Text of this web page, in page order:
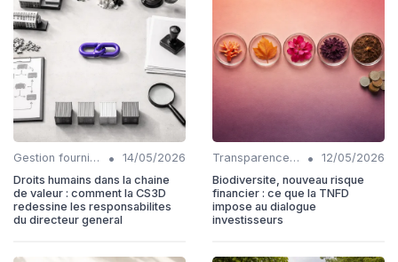
Gestion fournisseurs •
14/05/2026
Droits humains dans la chaine
de valeur : comment la CS3D
redessine les responsabilites
du directeur general
Transparence et reporting •
12/05/2026
Biodiversite, nouveau risque
financier : ce que la TNFD
impose au dialogue
investisseurs